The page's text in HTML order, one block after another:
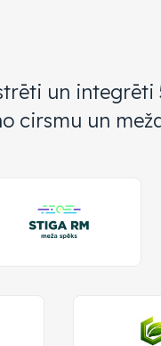
un integrēti
cirsmu un